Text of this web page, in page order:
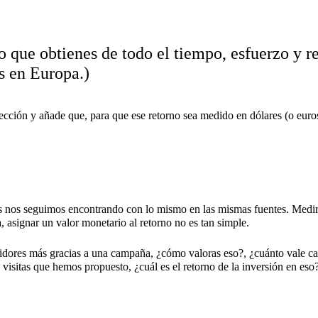
que obtienes de todo el tiempo, esfuerzo y
en Europa.)
y añade que, para que ese retorno sea medido en dólares (o
seguimos encontrando con lo mismo en las mismas fuentes.
asignar un valor monetario al retorno no es tan simple.
más gracias a una campaña, ¿cómo valoras eso?, ¿cuánto vale
que hemos propuesto, ¿cuál es el retorno de la inversión en